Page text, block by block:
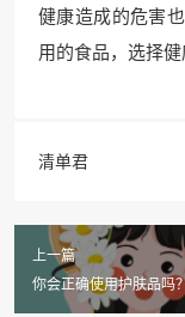
健康造成的危害
用的食品，选择
清单君
上一篇
你会正确使用护肤品吗